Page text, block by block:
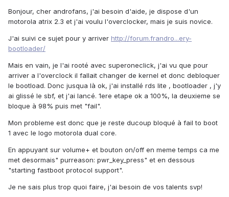
Bonjour, cher androfans, j'ai besoin d'aide, je dispose d'un
motorola atrix 2.3 et j'ai voulu l'overclocker, mais je suis novice.
J'ai suivi ce sujet pour y arriver http://forum.frandro...ery-
bootloader/
Mais en vain, je l'ai rooté avec superoneclick, j'ai vu que pour
arriver a l'overclock il fallait changer de kernel et donc debloquer
le bootload. Donc jusqua là ok, j'ai installé rds lite , bootloader , j'y
ai glissé le sbf, et j'ai lancé. 1ere etape ok a 100%, la deuxieme se
bloque à 98% puis met "fail".
Mon probleme est donc que je reste ducoup bloqué à fail to boot
1 avec le logo motorola dual core.
En appuyant sur volume+ et bouton on/off en meme temps ca me
met desormais" purreason: pwr_key_press" et en dessous
"starting fastboot protocol support".
Je ne sais plus trop quoi faire, j'ai besoin de vos talents svp!